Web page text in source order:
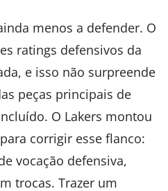
menos a defender. O
ratings defensivos da
e isso não surpreende
peças principais de
O Lakers montou
corrigir esse flanco:
vocação defensiva,
trocas. Trazer um